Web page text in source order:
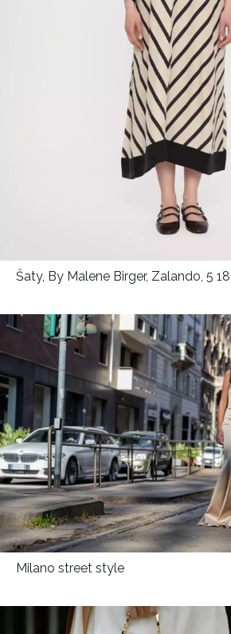
Šaty, By Malene Birger, Zalando, 5
Milano street style